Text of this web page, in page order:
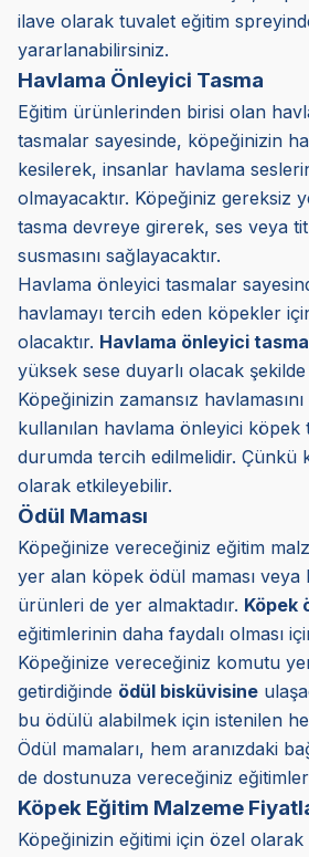
ilave olarak tuvalet eğitim
yararlanabilirsiniz.
Havlama Önleyici Tasma
Eğitim ürünlerinden birisi olan
tasmalar sayesinde, köpeğinizin
kesilerek, insanlar havlama
olmayacaktır. Köpeğiniz gereksiz
tasma devreye girerek, ses veya
susmasını sağlayacaktır.
Havlama önleyici tasmalar
havlamayı tercih eden köpekler
olacaktır. Havlama önleyici
yüksek sese duyarlı olacak
Köpeğinizin zamansız
kullanılan havlama önleyici köpek
durumda tercih edilmelidir. Çünkü
olarak etkileyebilir.
Ödül Maması
Köpeğinize vereceğiniz eğitim
yer alan köpek ödül maması
ürünleri de yer almaktadır. Köpek
eğitimlerinin daha faydalı olması
Köpeğinize vereceğiniz komutu
getirdiğinde ödül bisküvisine
bu ödülü alabilmek için istenilen
Ödül mamaları, hem aranızdaki
de dostunuza vereceğiniz
Köpek Eğitim Malzeme
Köpeğinizin eğitimi için özel